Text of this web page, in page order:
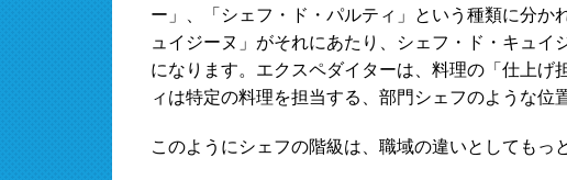
ー」、「シェフ・ド・パルティ」という種類に分か
ュイジーヌ」がそれにあたり、シェフ・ド・キュイ
になります。エクスペダイターは、料理の「仕上げ
ィは特定の料理を担当する、部門シェフのような位
このようにシェフの階級は、職域の違いとしてもっ